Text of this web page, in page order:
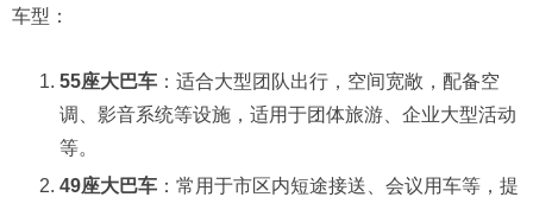
车型：​
55座大巴车 ：​适合大型团队出行，空间宽敞，配备空
调、影音系统等设施，适用于团体旅游、企业大型活动
等。​
49座大巴车 ：​常用于市区内短途接送、会议用车等，提